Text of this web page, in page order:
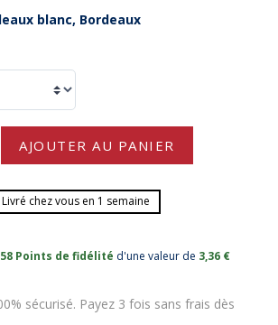
blanc, Bordeaux
AJOUTER AU PANIER
Livré chez vous en 1 semaine
Points de fidélité d'une valeur de 3,36 €
sécurisé. Payez 3 fois sans frais dès